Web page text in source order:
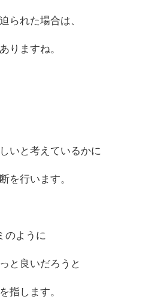
られた場合は、
りますね。
いと考えているかに
を行います。
のように
と良いだろうと
指します。